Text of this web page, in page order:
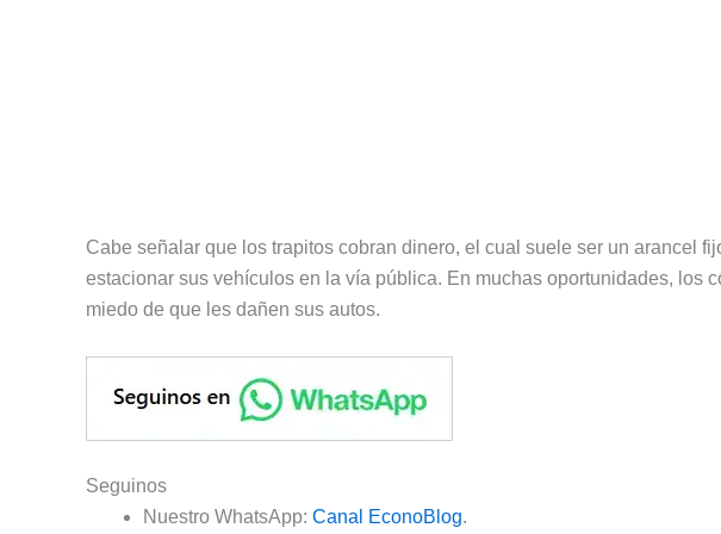
Cabe señalar que los trapitos cobran dinero, el cual suele ser un arancel
estacionar sus vehículos en la vía pública. En muchas oportunidades, los
miedo de que les dañen sus autos.
Seguinos
Nuestro WhatsApp: Canal EconoBlog.